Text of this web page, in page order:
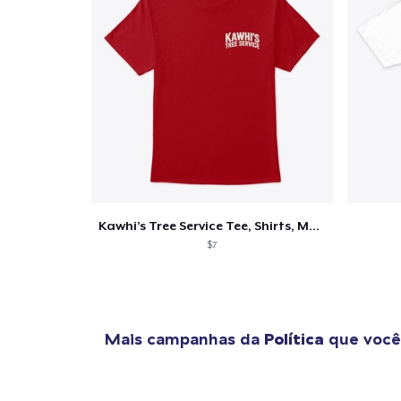
Kawhi’s Tree Service Tee, Shirts, Mug
$7
Mais campanhas da Política que